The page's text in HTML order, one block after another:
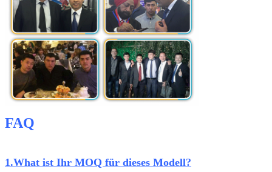
FAQ
1.What ist Ihr MOQ für dieses Modell?